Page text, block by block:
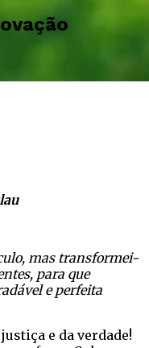
mas transformei-
para que
e perfeita
e da verdade!